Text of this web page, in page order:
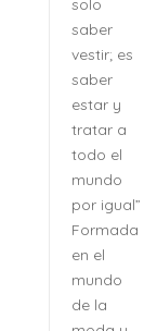
s que la
ciudad
se vista
de Bienal
y que
sea el
gran
aconteci
miento
del
otoño”
Esta
entrevist